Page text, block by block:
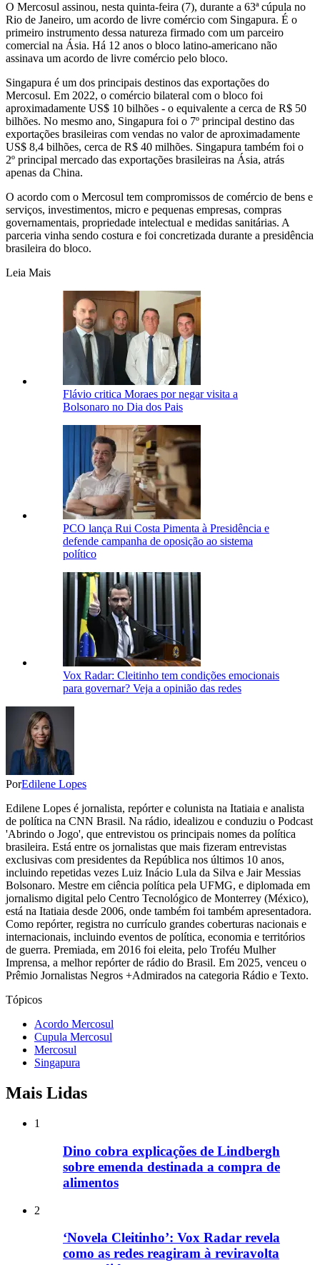
O Mercosul assinou, nesta quinta-feira (7), durante a 63ª cúpula no
Rio de Janeiro, um acordo de livre comércio com Singapura. É o
primeiro instrumento dessa natureza firmado com um parceiro
comercial na Ásia. Há 12 anos o bloco latino-americano não
assinava um acordo de livre comércio pelo bloco.
Singapura é um dos principais destinos das exportações do
Mercosul. Em 2022, o comércio bilateral com o bloco foi
aproximadamente US$ 10 bilhões - o equivalente a cerca de R$ 50
bilhões. No mesmo ano, Singapura foi o 7º principal destino das
exportações brasileiras com vendas no valor de aproximadamente
US$ 8,4 bilhões, cerca de R$ 40 milhões. Singapura também foi o
2º principal mercado das exportações brasileiras na Ásia, atrás
apenas da China.
O acordo com o Mercosul tem compromissos de comércio de bens e
serviços, investimentos, micro e pequenas empresas, compras
governamentais, propriedade intelectual e medidas sanitárias. A
parceria vinha sendo costura e foi concretizada durante a presidência
brasileira do bloco.
Leia Mais
Flávio critica Moraes por negar visita a
Bolsonaro no Dia dos Pais
PCO lança Rui Costa Pimenta à Presidência e
defende campanha de oposição ao sistema
político
Vox Radar: Cleitinho tem condições emocionais
para governar? Veja a opinião das redes
PorEdilene Lopes
Edilene Lopes é jornalista, repórter e colunista na Itatiaia e analista
de política na CNN Brasil. Na rádio, idealizou e conduziu o Podcast
'Abrindo o Jogo', que entrevistou os principais nomes da política
brasileira. Está entre os jornalistas que mais fizeram entrevistas
exclusivas com presidentes da República nos últimos 10 anos,
incluindo repetidas vezes Luiz Inácio Lula da Silva e Jair Messias
Bolsonaro. Mestre em ciência política pela UFMG, e diplomada em
jornalismo digital pelo Centro Tecnológico de Monterrey (México),
está na Itatiaia desde 2006, onde também foi também apresentadora.
Como repórter, registra no currículo grandes coberturas nacionais e
internacionais, incluindo eventos de política, economia e territórios
de guerra. Premiada, em 2016 foi eleita, pelo Troféu Mulher
Imprensa, a melhor repórter de rádio do Brasil. Em 2025, venceu o
Prêmio Jornalistas Negros +Admirados na categoria Rádio e Texto.
Tópicos
Acordo Mercosul
Cupula Mercosul
Mercosul
Singapura
Mais Lidas
1
Dino cobra explicações de Lindbergh
sobre emenda destinada a compra de
alimentos
2
‘Novela Cleitinho’: Vox Radar revela
como as redes reagiram à reviravolta